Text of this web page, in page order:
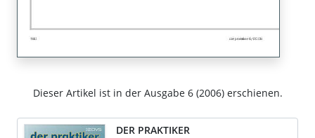
Dieser Artikel ist in der Ausgabe 6 (2006) erschienen.
DER PRAKTIKER